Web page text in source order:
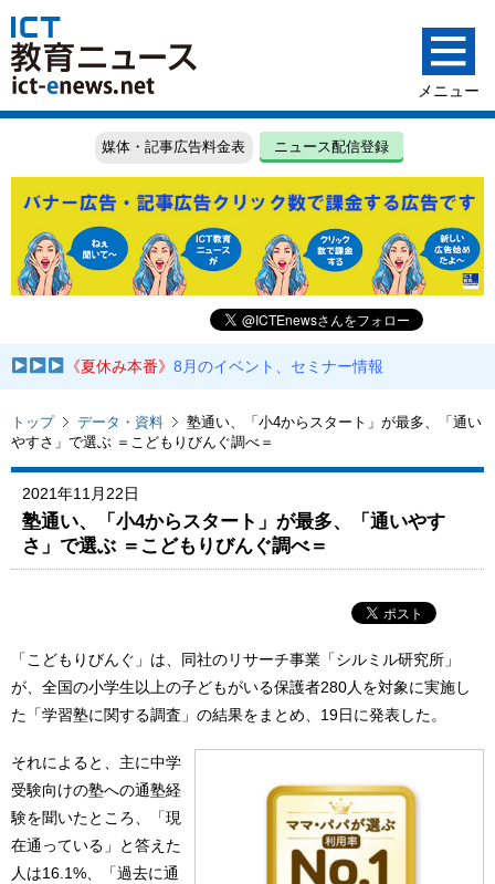
媒体・記事広告料金表 ニュース配信登録
《夏休み本番》8月のイベント、セミナー情報
トップ データ・資料
塾通い、「小4からスタート」が最多、「通い
やすさ」で選ぶ ＝こどもりびんぐ調べ＝
2021年11月22日
塾通い、「小4からスタート」が最多、「通いやす
さ」で選ぶ ＝こどもりびんぐ調べ＝
「こどもりびんぐ」は、同社のリサーチ事業「シルミル研究所」
が、全国の小学生以上の子どもがいる保護者280人を対象に実施し
た「学習塾に関する調査」の結果をまとめ、19日に発表した。
それによると、主に中学
受験向けの塾への通塾経
験を聞いたところ、「現
在通っている」と答えた
人は16.1%、「過去に通